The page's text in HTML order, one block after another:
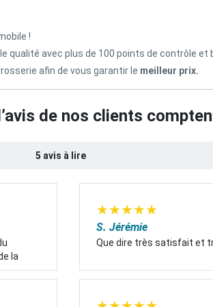
!
avec plus de 100 points de contrôle et
afin de vous garantir le meilleur prix.
de nos clients
5 avis à lire
la
★★★★★
S. Jérémie
Que dire très satisfait et